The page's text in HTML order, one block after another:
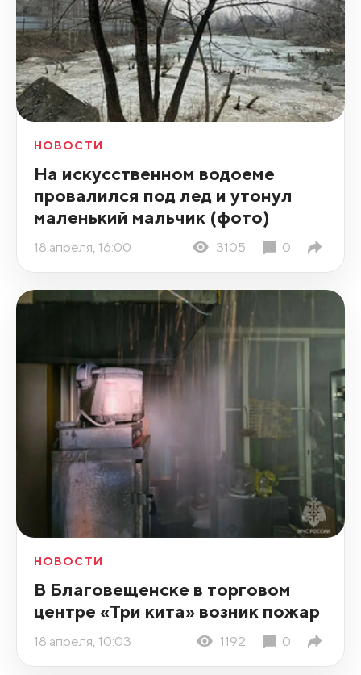
НОВОСТИ
На искусственном водоеме
провалился под лед и утонул
маленький мальчик (фото)
18 апреля, 16:00 3105 0
НОВОСТИ
В Благовещенске в торговом
центре «Три кита» возник пожар
18 апреля, 10:03 1192 0